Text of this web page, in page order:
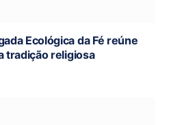
Ecológica da Fé reúne
tradição religiosa